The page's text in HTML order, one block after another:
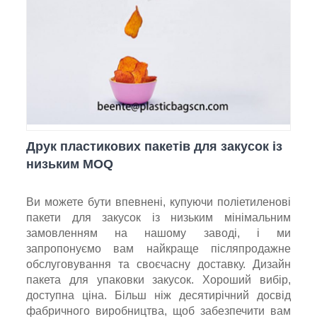
Друк пластикових пакетів для закусок із
низьким MOQ
Ви можете бути впевнені, купуючи поліетиленові
пакети для закусок із низьким мінімальним
замовленням на нашому заводі, і ми
запропонуємо вам найкраще післяпродажне
обслуговування та своєчасну доставку. Дизайн
пакета для упаковки закусок. Хороший вибір,
доступна ціна. Більш ніж десятирічний досвід
фабричного виробництва, щоб забезпечити вам